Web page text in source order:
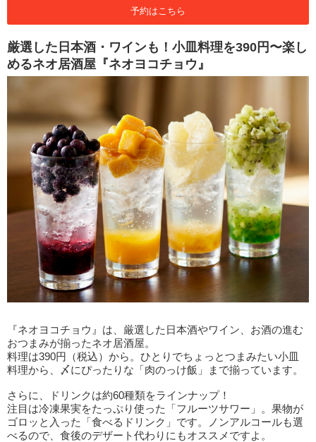
予約はこちら
厳選した日本酒・ワインも！小皿料理を390円〜楽し
めるネオ居酒屋『ネオヨコチョウ』
『ネオヨコチョウ』は、厳選した日本酒やワイン、お酒の進む
おつまみが揃ったネオ居酒屋。
料理は390円（税込）から。ひとりでちょっとつまみたい小皿
料理から、〆にぴったりな「肉のっけ飯」まで揃っています。
さらに、ドリンクは約60種類をラインナップ！
注目は冷凍果実をたっぷり使った「フルーツサワー」。果物が
ゴロッと入った「食べるドリンク」です。ノンアルコールも選
べるので、食後のデザート代わりにもオススメですよ。